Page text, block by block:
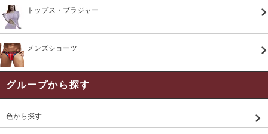
トップス・ブラジャー
メンズショーツ
グループから探す
色から探す